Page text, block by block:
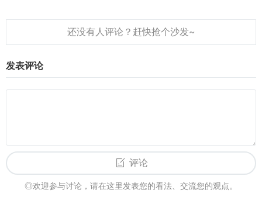
可以办理POS机，以方便自己日常支付。那
么，如何办理个人POS机呢？下面我们...
发表评论
评论
◎欢迎参与讨论，请在这里发表您的看法、交流您的观点。